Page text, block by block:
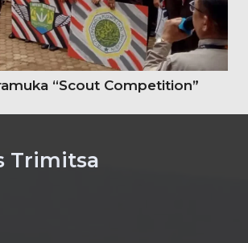
“Scout Competition”
Trimitsa